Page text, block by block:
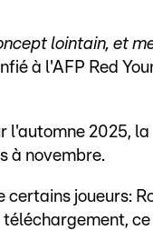
lointain, et
à l'AFP Red
l'automne 2025, la
à novembre.
certains joueurs: